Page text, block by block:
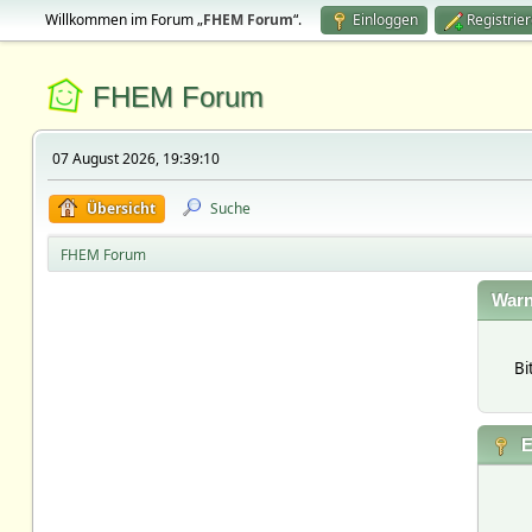
Willkommen im Forum „FHEM Forum“. Einloggen
FHEM Forum
07 August 2026, 19:39:10
Übersicht Suche
FHEM Forum